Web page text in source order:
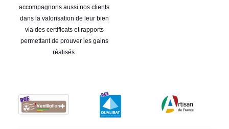
accompagnons aussi nos clients
dans la valorisation de leur bien
via des certificats et rapports
permettant de prouver les gains
réalisés.